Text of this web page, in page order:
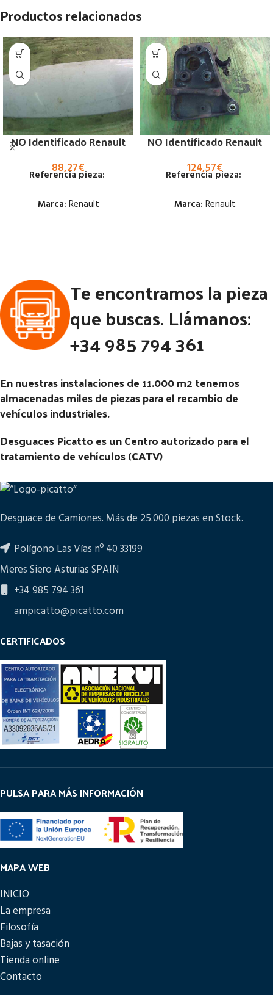
Productos relacionados
NO Identificado Renault
88,27€
Referencia pieza:
Marca: Renault
Notas:
Código Pieza:54137
NO Identificado Renault
124,57€
Referencia pieza:
Marca: Renault
Notas:
Código Pieza: 54124
Te encontramos la pieza
que buscas. Llámanos:
+34 985 794 361
En nuestras instalaciones de 11.000 m2 tenemos
almacenadas miles de piezas para el recambio de
vehículos industriales.
Desguaces Picatto es un Centro autorizado para el
tratamiento de vehículos (CATV)
Desguace de Camiones. Más de 25.000 piezas en Stock.
Polígono Las Vías nº 40 33199
Meres Siero Asturias SPAIN
+34 985 794 361
ampicatto@picatto.com
CERTIFICADOS
PULSA PARA MÁS INFORMACIÓN
MAPA WEB
INICIO
La empresa
Filosofía
Bajas y tasación
Tienda online
Contacto